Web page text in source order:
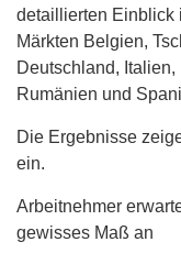
detaillierten Einblick
Märkten Belgien,
Deutschland,
Rumänien und
Die Ergebnisse
ein.
Arbeitnehmer
gewisses Maß an